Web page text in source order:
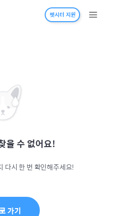
펫시터 지원
을 수 없어요!
다시 한 번 확인해주세요!
가기